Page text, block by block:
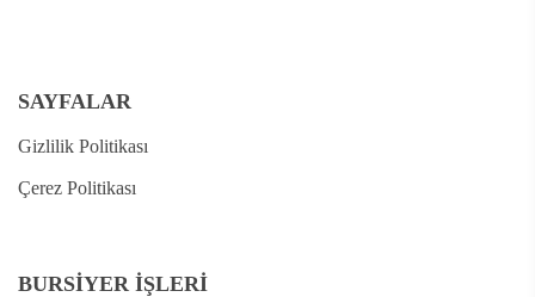
SAYFALAR
Gizlilik Politikası
Çerez Politikası
BURSİYER İŞLERİ